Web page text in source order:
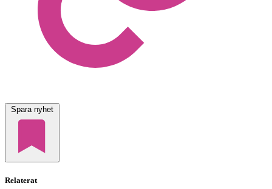
Spara nyhet
Relaterat